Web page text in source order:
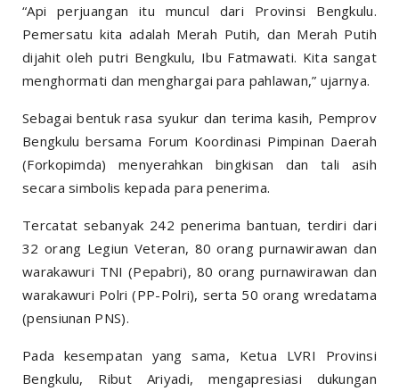
“Api perjuangan itu muncul dari Provinsi Bengkulu.
Pemersatu kita adalah Merah Putih, dan Merah Putih
dijahit oleh putri Bengkulu, Ibu Fatmawati. Kita sangat
menghormati dan menghargai para pahlawan,” ujarnya.
Sebagai bentuk rasa syukur dan terima kasih, Pemprov
Bengkulu bersama Forum Koordinasi Pimpinan Daerah
(Forkopimda) menyerahkan bingkisan dan tali asih
secara simbolis kepada para penerima.
Tercatat sebanyak 242 penerima bantuan, terdiri dari
32 orang Legiun Veteran, 80 orang purnawirawan dan
warakawuri TNI (Pepabri), 80 orang purnawirawan dan
warakawuri Polri (PP-Polri), serta 50 orang wredatama
(pensiunan PNS).
Pada kesempatan yang sama, Ketua LVRI Provinsi
Bengkulu, Ribut Ariyadi, mengapresiasi dukungan